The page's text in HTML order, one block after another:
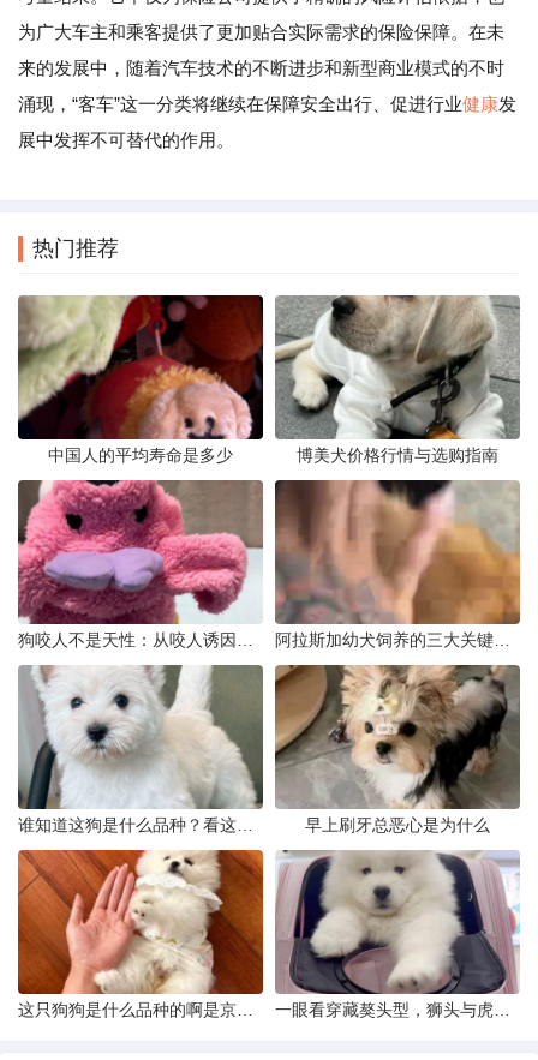
为广大车主和乘客提供了更加贴合实际需求的保险保障。在未
来的发展中，随着汽车技术的不断进步和新型商业模式的不时
涌现，“客车”这一分类将继续在保障安全出行、促进行业健康发
展中发挥不可替代的作用。
热门推荐
中国人的平均寿命是多少 博美犬价格行情与选购指南
早上刷牙总恶心是为什么